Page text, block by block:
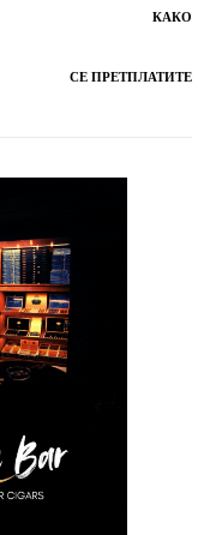
КАКО
СЕ ПРЕТПЛАТИТЕ